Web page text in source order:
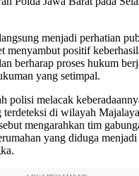
menjadi perhatian
menyambut positif
berharap proses hukum
yang setimpal.
polisi melacak
terdeteksi di wilayah
mengarahkan tim
yang diduga menjadi